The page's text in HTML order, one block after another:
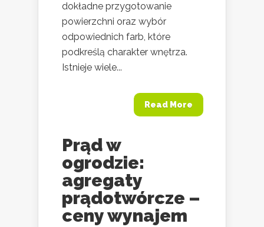
dokładne przygotowanie
powierzchni oraz wybór
odpowiednich farb, które
podkreślą charakter wnętrza.
Istnieje wiele...
Read More
Prąd w
ogrodzie:
agregaty
prądotwórcze –
ceny wynajem